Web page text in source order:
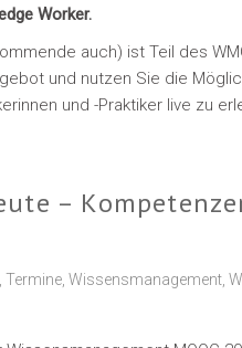
Worker.
auch) ist Teil des
und nutzen Sie die
und -Praktiker live zu
–
Termine Wissensmanagement